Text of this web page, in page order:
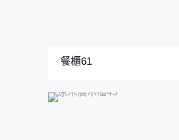
餐櫃61